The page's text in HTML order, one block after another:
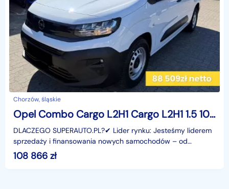
Chorzów, śląskie
Opel Combo Cargo L2H1 Cargo L2H1 1.5 100KM
DLACZEGO SUPERAUTO.PL?✔ Lider rynku: Jesteśmy liderem
sprzedaży i finansowania nowych samochodów – od
osobowych, przez dostawcze, po segment premium.✔
Zaufanie
108 866 zł